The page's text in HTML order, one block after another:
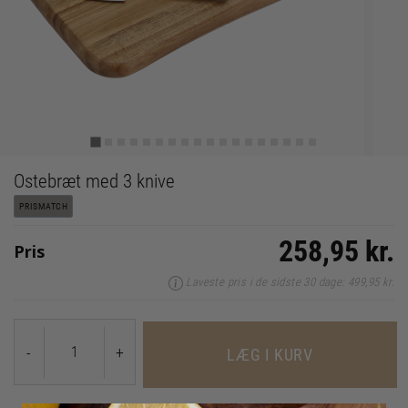
Ostebræt med 3 knive
PRISMATCH
Pris 258,95 kr.
Laveste pris i de sidste 30 dage: 499,95 kr.
- + LÆG I KURV